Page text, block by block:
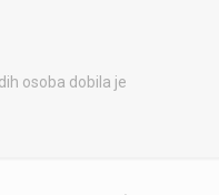
osoba dobila je